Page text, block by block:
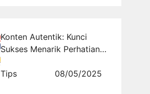
Konten Autentik: Kunci
Sukses Menarik Perhatian
Tips
08/05/2025